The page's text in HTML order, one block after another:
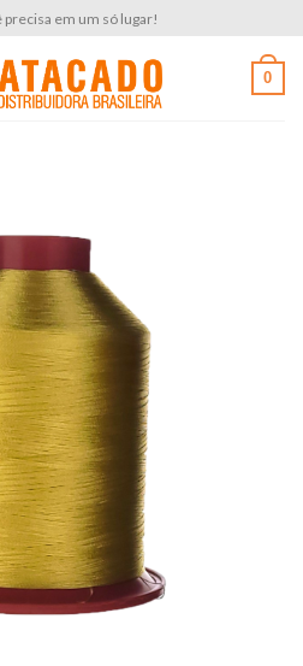
precisa em um só lugar!
0